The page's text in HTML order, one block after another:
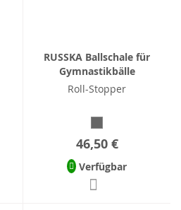
RUSSKA Ballschale für
Gymnastikbälle
Roll-Stopper
46,50 €
Verfügbar